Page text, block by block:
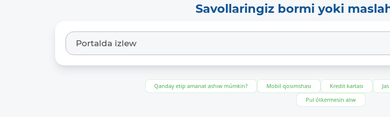
Savollaringiz bormi yoki
Qanday etip amanat ashıw múmkin? Mobil qosımshası Kredit kartası
Pul ótkermesin alıw